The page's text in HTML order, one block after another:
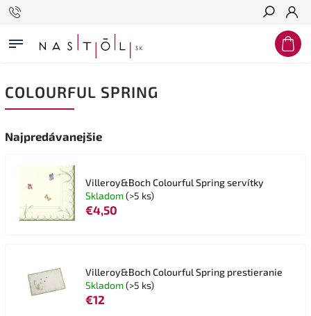
Hľadať
COLOURFUL SPRING
Najpredávanejšie
Villeroy&Boch Colourful Spring servítky
Skladom(>5 ks)
€4,50
Villeroy&Boch Colourful Spring prestieranie
Skladom(>5 ks)
€12